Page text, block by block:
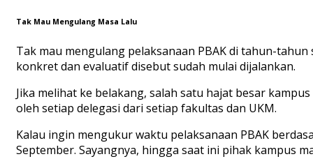
Tak Mau Mengulang Masa Lalu
Tak mau mengulang pelaksanaan PBAK di tahun-
konkret dan evaluatif disebut sudah mulai dijalankan.
Jika melihat ke belakang, salah satu hajat besar
oleh setiap delegasi dari setiap fakultas dan UKM.
Kalau ingin mengukur waktu pelaksanaan PBAK
September. Sayangnya, hingga saat ini pihak kampus